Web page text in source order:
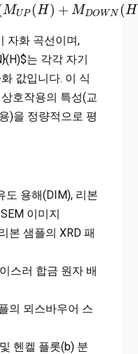
MUP (H) + MDOWN (H
MUP(H)+M DO WN(H))/2
자화 곡선이며,
는 각각 자기
값입니다. 이 식
호작용의 특성(교
)을 정량적으로 평
도 용해(DIM), 리본
이미지
본 샘플의 XRD 패
스러 합금 원자 배
의 뫼스바우어 스
헨켈 플롯(b) 분